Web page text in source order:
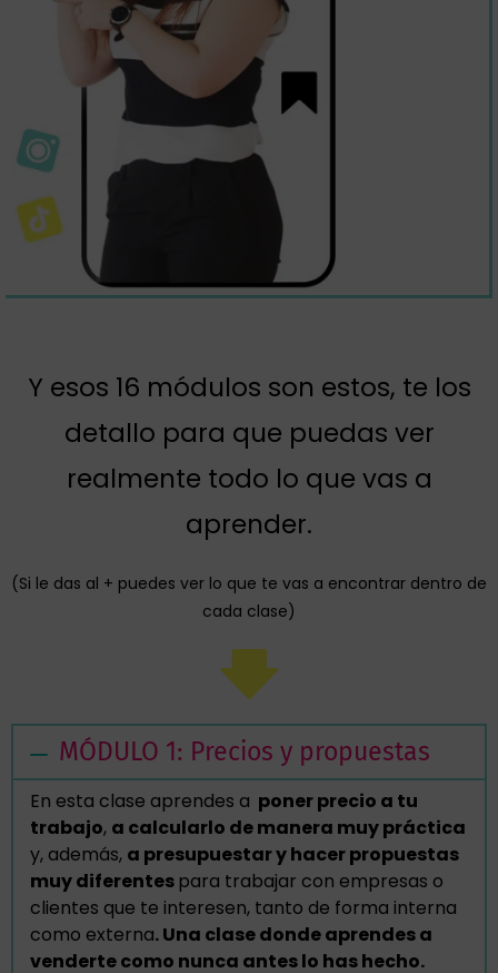
Y esos 16 módulos son estos, te los
detallo para que puedas ver
realmente todo lo que vas a
aprender.
(Si le das al + puedes ver lo que te vas a encontrar dentro de
cada clase)
MÓDULO 1: Precios y propuestas
En esta clase aprendes a poner precio a tu
trabajo, a calcularlo de manera muy práctica
y, además, a presupuestar y hacer propuestas
muy diferentespara trabajar con empresas o
clientes que te interesen, tanto de forma interna
como externa. Una clase donde aprendes a
venderte como nunca antes lo has hecho.